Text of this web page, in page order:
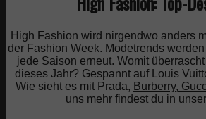
High Fashion wird nirgendwo anders
der Fashion Week. Modetrends
jede Saison erneut. Womit
dieses Jahr? Gespannt auf Louis
Wie sieht es mit Prada, Burberry,
uns mehr findest du in